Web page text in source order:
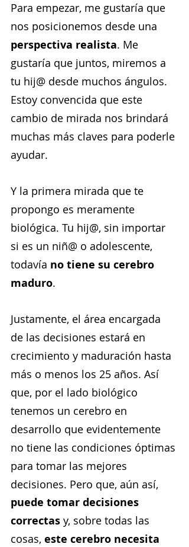
Para empezar, me gustaría que
nos posicionemos desde una
perspectiva realista. Me
gustaría que juntos, miremos a
tu hij@ desde muchos ángulos.
Estoy convencida que este
cambio de mirada nos brindará
muchas más claves para poderle
ayudar.
Y la primera mirada que te
propongo es meramente
biológica. Tu hij@, sin importar
si es un niñ@ o adolescente,
todavía no tiene su cerebro
maduro.
Justamente, el área encargada
de las decisiones estará en
crecimiento y maduración hasta
más o menos los 25 años. Así
que, por el lado biológico
tenemos un cerebro en
desarrollo que evidentemente
no tiene las condiciones óptimas
para tomar las mejores
decisiones. Pero que, aún así,
puede tomar decisiones
correctas y, sobre todas las
cosas, este cerebro necesita